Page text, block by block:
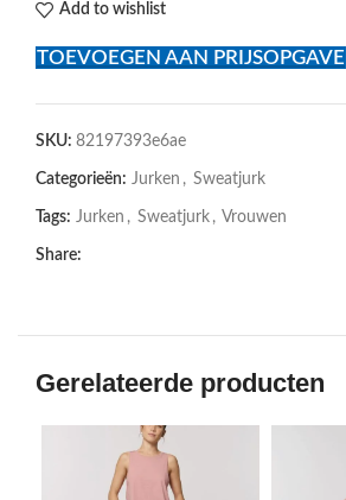
Add to wishlist
TOEVOEGEN AAN PRIJSOPGAVE
SKU: 82197393e6ae
Categorieën: Jurken , Sweatjurk
Tags: Jurken , Sweatjurk , Vrouwen
Share:
Gerelateerde producten